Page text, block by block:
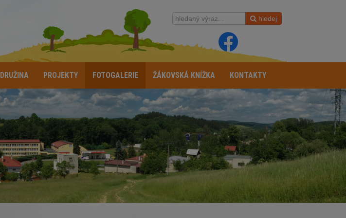
hledej
DRUŽINA PROJEKTY FOTOGALERIE ŽÁKOVSKÁ KNÍŽKA KONTAKTY